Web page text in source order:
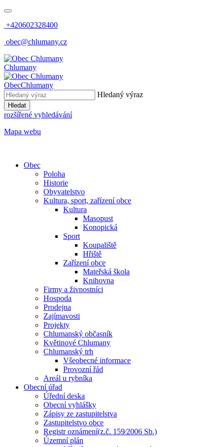
+420602328400
obec@chlumany.cz
Chlumany
ObecChlumany
Hledaný výraz
Hledat
rozšířené vyhledávání
Mapa webu
Obec
Poloha
Historie
Obyvatelstvo
Kultura, sport, zařízení obce
Kultura
Masopust
Konopická
Sport
Koupaliště
Hřiště
Zařízení obce
Mateřská škola
Knihovna
Firmy a živnostníci
Hospoda
Prodejna
Zajímavosti
Projekty
Chlumanský občasník
Květinové Chlumany
Chlumanský trh
Všeobecné informace
Provozní řád
Areál u rybníka
Obecní úřad
Úřední deska
Obecní vyhlášky
Zápisy ze zastupitelstva
Zastupitelstvo obce
Registr oznámení(z.č. 159⁄2006 Sb.)
Územní plán